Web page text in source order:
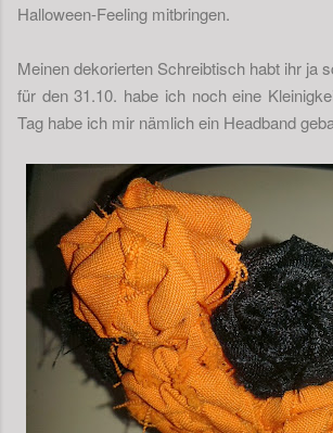
Halloween-Feeling mitbringen.
Meinen dekorierten Schreibtisch habt ihr ja
für den 31.10. habe ich noch eine
Tag habe ich mir nämlich ein Headband